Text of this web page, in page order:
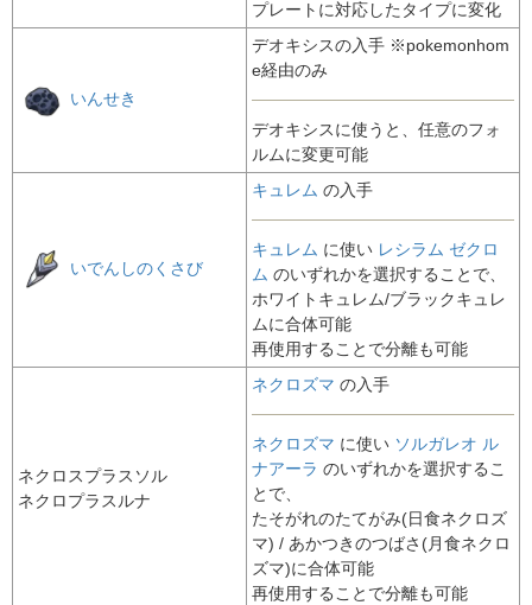
プレートに対応したタイプに変化
いんせき
デオキシスの入手 ※pokemonhom
e経由のみ
デオキシスに使うと、任意のフォ
ルムに変更可能
いでんしのくさび
キュレム の入手
キュレム に使い レシラム ゼクロ
ム のいずれかを選択することで、
ホワイトキュレム/ブラックキュレ
ムに合体可能
再使用することで分離も可能
ネクロスプラスソル
ネクロプラスルナ
ネクロズマ の入手
ネクロズマ に使い ソルガレオ ル
ナアーラ のいずれかを選択するこ
とで、
たそがれのたてがみ(日食ネクロズ
マ) / あかつきのつばさ(月食ネクロ
ズマ)に合体可能
再使用することで分離も可能